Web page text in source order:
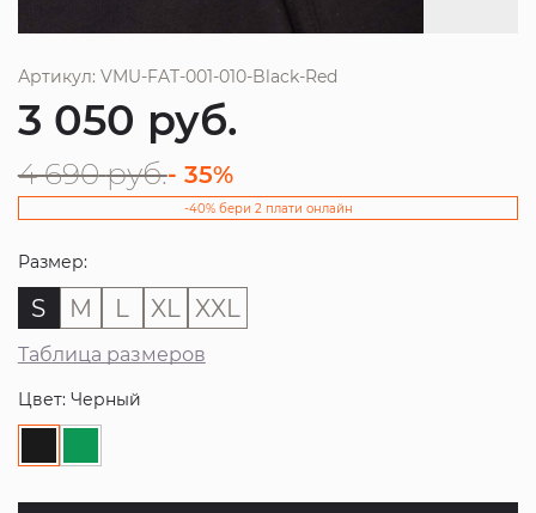
Артикул: VMU-FAT-001-010-Black-Red
3 050 руб.
4 690 руб.- 35%
-40% бери 2 плати онлайн
Размер:
S M L XL XXL
Таблица размеров
Цвет: Черный